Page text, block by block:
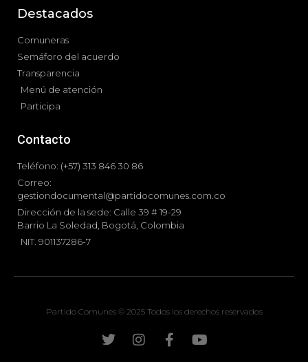
Destacados
Comuneras
Semáforo del acuerdo
Transparencia
Menú de atención
Participa
Contacto
Teléfono: (+57) 313 846 30 86
Correo:
gestiondocumental@partidocomunes.com.co
Dirección de la sede: Calle 39 # 19-29
Barrio La Soledad, Bogotá, Colombia
NIT. 901137286-7
Partido Comunes © 2025 Todos los derechos reservados